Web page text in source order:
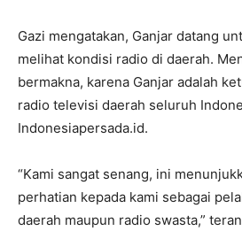
Gazi mengatakan, Ganjar datang
melihat kondisi radio di daerah.
bermakna, karena Ganjar adalah
radio televisi daerah seluruh
Indonesiapersada.id.
“Kami sangat senang, ini
perhatian kepada kami sebagai
daerah maupun radio swasta,”